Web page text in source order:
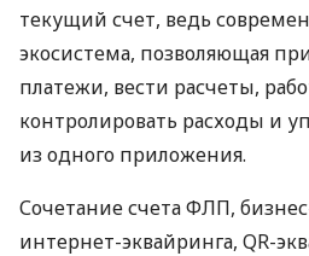
текущий счет, ведь
экосистема, позволяющая
платежи, вести расчеты,
контролировать расходы и
из одного приложения.
Сочетание счета ФЛП,
интернет-эквайринга, QR-